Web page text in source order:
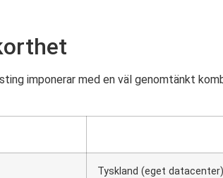
imponerar med en väl genomtänkt
Tyskland (eget datacenter)